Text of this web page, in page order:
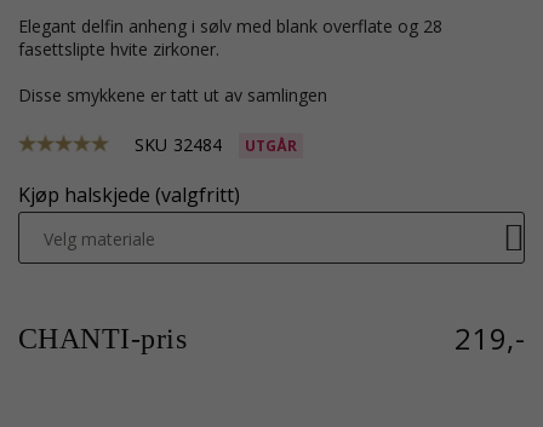
Elegant delfin anheng i sølv med blank overflate og 28
fasettslipte hvite zirkoner.
Disse smykkene er tatt ut av samlingen
SKU 32484 UTGÅR
Kjøp halskjede (valgfritt)
Velg materiale
CHANTI-pris 219,-